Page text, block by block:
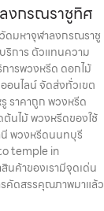
งกรณราชูทิศ
มหาจุฬาลงกรณราชู
ริการ ตัวแทนความ
ารพวงหรีด ดอกไม้
อนไลน์ จัดส่งทั่วเขต
ราคาถูก พวงหรีด
นไม้ พวงหรีดของใช้
พวงหรีดนนทบุรี
temple in
นค้าของเรามีจุดเด่น
คัดสรรคุณภาพมาแล้ว